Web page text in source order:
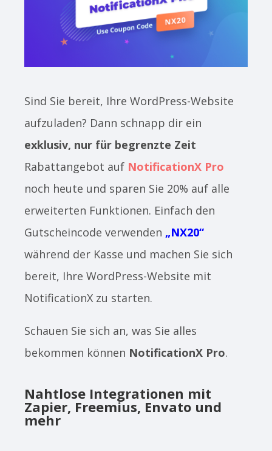
Sind Sie bereit, Ihre WordPress-Website
aufzuladen? Dann schnapp dir ein
exklusiv, nur für begrenzte Zeit
Rabattangebot auf NotificationX Pro
noch heute und sparen Sie 20% auf alle
erweiterten Funktionen. Einfach den
Gutscheincode verwenden „NX20“
während der Kasse und machen Sie sich
bereit, Ihre WordPress-Website mit
NotificationX zu starten.
Schauen Sie sich an, was Sie alles
bekommen können NotificationX Pro.
Nahtlose Integrationen mit
Zapier, Freemius, Envato und
mehr